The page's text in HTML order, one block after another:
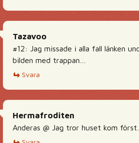
Tazavoo
#12: Jag missade i alla fall länken
bilden med trappan…
Svara
Hermafroditen
Anderas @ Jag tror huset kom först…